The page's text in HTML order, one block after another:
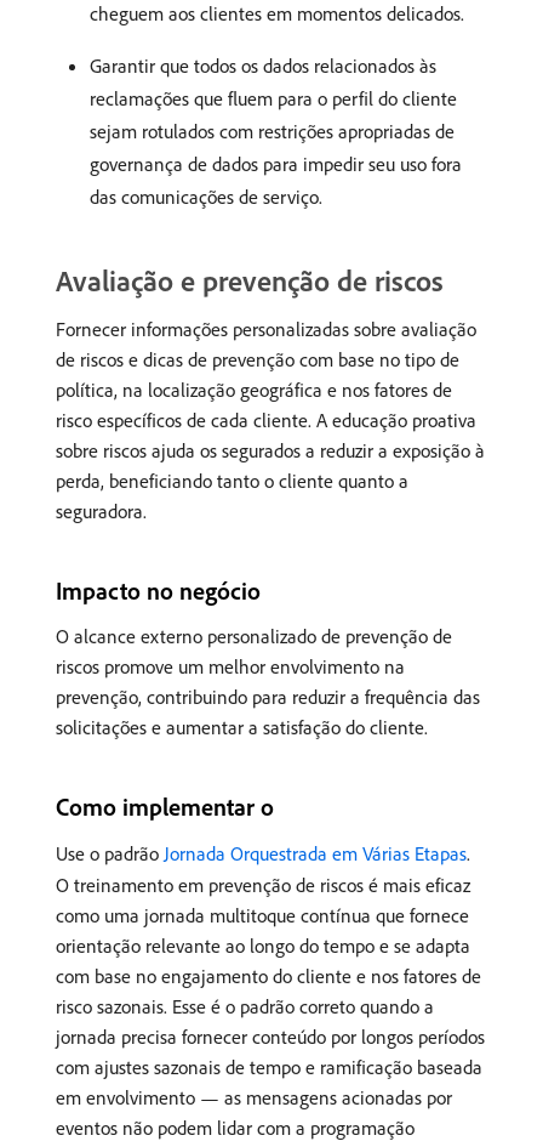
cheguem aos clientes em momentos delicados.
Garantir que todos os dados relacionados às
reclamações que fluem para o perfil do cliente
sejam rotulados com restrições apropriadas de
governança de dados para impedir seu uso fora
das comunicações de serviço.
Avaliação e prevenção de riscos
Fornecer informações personalizadas sobre avaliação
de riscos e dicas de prevenção com base no tipo de
política, na localização geográfica e nos fatores de
risco específicos de cada cliente. A educação proativa
sobre riscos ajuda os segurados a reduzir a exposição à
perda, beneficiando tanto o cliente quanto a
seguradora.
Impacto no negócio
O alcance externo personalizado de prevenção de
riscos promove um melhor envolvimento na
prevenção, contribuindo para reduzir a frequência das
solicitações e aumentar a satisfação do cliente.
Como implementar o
Use o padrão Jornada Orquestrada em Várias Etapas.
O treinamento em prevenção de riscos é mais eficaz
como uma jornada multitoque contínua que fornece
orientação relevante ao longo do tempo e se adapta
com base no engajamento do cliente e nos fatores de
risco sazonais. Esse é o padrão correto quando a
jornada precisa fornecer conteúdo por longos períodos
com ajustes sazonais de tempo e ramificação baseada
em envolvimento — as mensagens acionadas por
eventos não podem lidar com a programação